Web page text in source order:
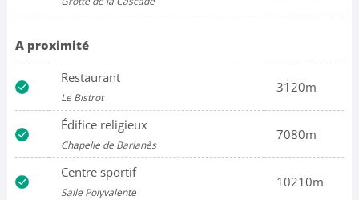
A proximité
Restaurant
Le Bistrot
3120m
Édifice religieux
Chapelle de Barlanès
7080m
Centre sportif
Salle Polyvalente
10210m